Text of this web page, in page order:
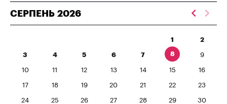
СЕРПЕНЬ 2026
1 2
3 4 5 6 7 8 9
10 11 12 13 14 15 16
17 18 19 20 21 22 23
24 25 26 27 28 29 30